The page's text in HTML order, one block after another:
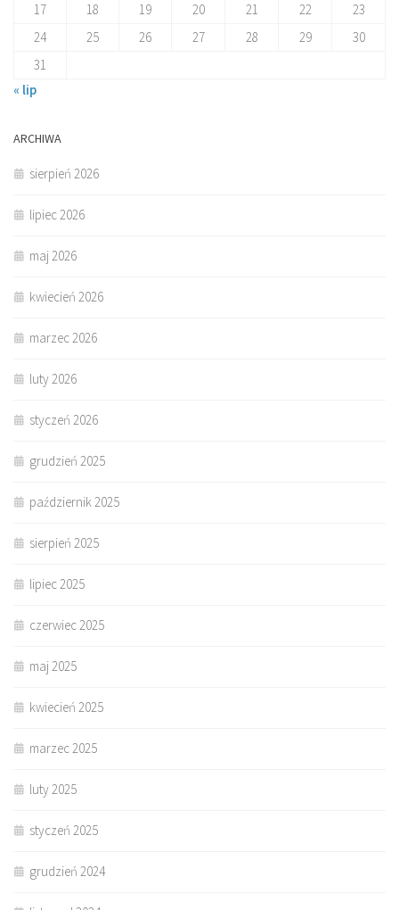
17
18 19 20 21 22
23
24
25 26 27 28 29
30
31
« lip
ARCHIWA
sierpień 2026
lipiec 2026
maj 2026
kwiecień 2026
marzec 2026
luty 2026
styczeń 2026
grudzień 2025
październik 2025
sierpień 2025
lipiec 2025
czerwiec 2025
maj 2025
kwiecień 2025
marzec 2025
luty 2025
styczeń 2025
grudzień 2024